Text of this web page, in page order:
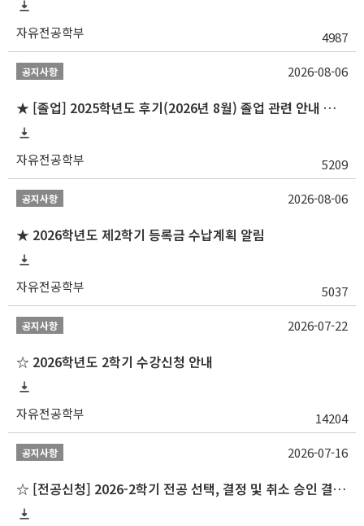
자유전공학부 4987
공지사항
★ [졸업] 2025학년도 후기(2026년 8월) 졸업 관련 안내 및 확정자 명단 공지
자유전공학부 5209
2026-08-06
공지사항
★ 2026학년도 제2학기 등록금 수납계획 알림
자유전공학부 5037
2026-08-06
공지사항
☆ 2026학년도 2학기 수강신청 안내
자유전공학부 14204
2026-07-22
공지사항
☆ [전공신청] 2026-2학기 전공 선택, 결정 및 취소 승인 결과 알림(심화전공 포함)
2026-07-16